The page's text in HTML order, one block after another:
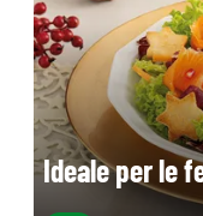
Ideale per le